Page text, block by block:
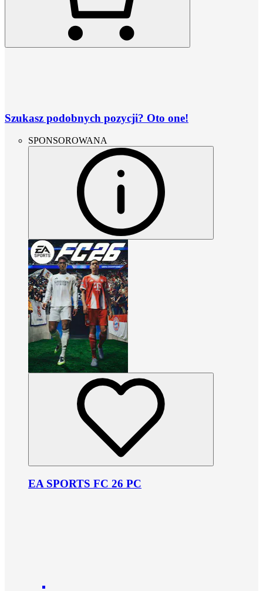
Szukasz podobnych pozycji? Oto one!
SPONSOROWANA
EA SPORTS FC 26 PC